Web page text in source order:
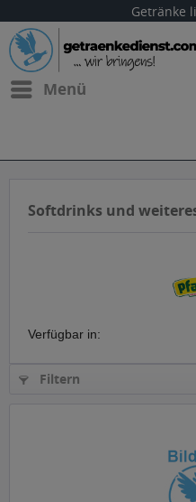
Getränke
Menü
Softdrinks und
Verfügbar in:
Filtern